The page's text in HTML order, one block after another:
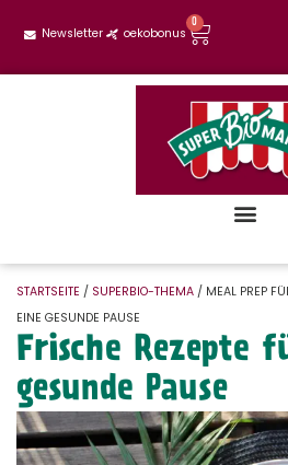
Newsletter oekobonus
0
STARTSEITE / SUPERBIO-THEMA / MEAL PREP
EINE GESUNDE PAUSE
Frische Rezepte
gesunde Pause